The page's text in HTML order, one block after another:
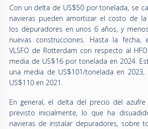
Con un delta de US$50 por tonelada, se
navieras pueden amortizar el costo de
los depuradores en unos 6 años, y
nuevas construcciones. Hasta la fecha,
VLSFO de Rotterdam con respecto al
media de US$16 por tonelada en 2024.
una media de US$101/tonelada en 2023,
US$110 en 2021.
En general, el delta del precio del
previsto inicialmente, lo que ha
navieras de instalar depuradores, sobre